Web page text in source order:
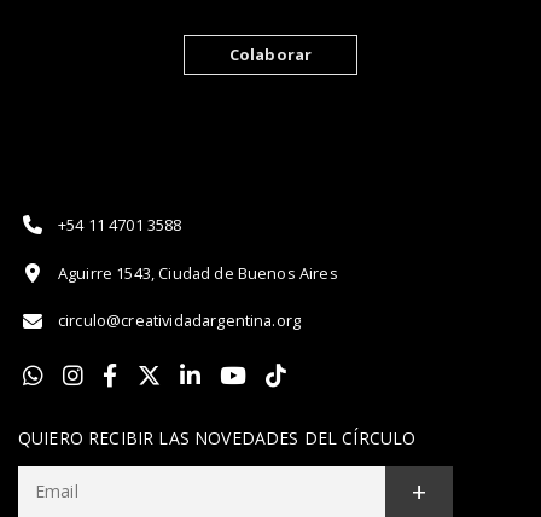
Colaborar
+54 11 4701 3588
Aguirre 1543, Ciudad de Buenos Aires
circulo@creatividadargentina.org
QUIERO RECIBIR LAS NOVEDADES DEL CÍRCULO
+